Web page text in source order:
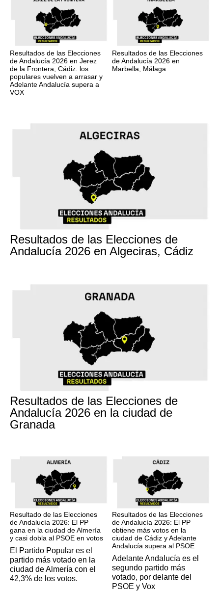
Resultados de las Elecciones
de Andalucía 2026 en Jerez
de la Frontera, Cádiz: los
populares vuelven a arrasar y
Adelante Andalucía supera a
VOX
Resultados de las Elecciones
de Andalucía 2026 en
Marbella, Málaga
Resultados de las Elecciones de
Andalucía 2026 en Algeciras, Cádiz
Resultados de las Elecciones de
Andalucía 2026 en la ciudad de
Granada
Resultado de las Elecciones
de Andalucía 2026: El PP
gana en la ciudad de Almería
y casi dobla al PSOE en votos
El Partido Popular es el
partido más votado en la
ciudad de Almería con el
42,3% de los votos.
Resultados de las Elecciones
de Andalucía 2026: El PP
obtiene más votos en la
ciudad de Cádiz y Adelante
Andalucía supera al PSOE
Adelante Andalucía es el
segundo partido más
votado, por delante del
PSOE y Vox